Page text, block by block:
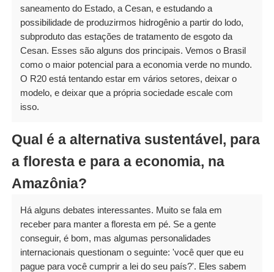
saneamento do Estado, a Cesan, e estudando a
possibilidade de produzirmos hidrogênio a partir do lodo,
subproduto das estações de tratamento de esgoto da
Cesan. Esses são alguns dos principais. Vemos o Brasil
como o maior potencial para a economia verde no mundo.
O R20 está tentando estar em vários setores, deixar o
modelo, e deixar que a própria sociedade escale com
isso.
Qual é a alternativa sustentável, para
a floresta e para a economia, na
Amazônia?
Há alguns debates interessantes. Muito se fala em
receber para manter a floresta em pé. Se a gente
conseguir, é bom, mas algumas personalidades
internacionais questionam o seguinte: 'você quer que eu
pague para você cumprir a lei do seu país?'. Eles sabem